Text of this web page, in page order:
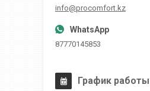
info@procomfort.kz
87770145853
График работы